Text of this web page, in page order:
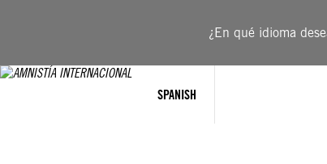
¿En qué idioma
SPANISH